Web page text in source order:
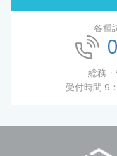
各種
総務
受付時間 9